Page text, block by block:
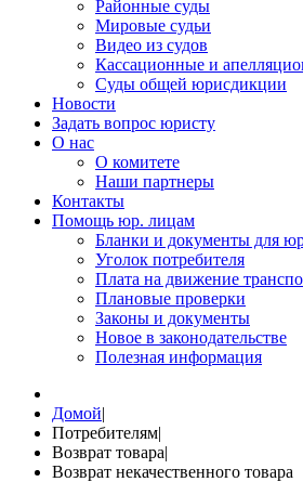
Районные суды
Мировые судьи
Видео из судов
Кассационные и
Суды общей юрисдикции
Новости
Задать вопрос юристу
О нас
О комитете
Наши партнеры
Контакты
Помощь юр. лицам
Бланки и документы для
Уголок потребителя
Плата на движение
Плановые проверки
Законы и документы
Новое в законодательстве
Полезная информация
Домой|
Потребителям|
Возврат товара|
Возврат некачественного товара